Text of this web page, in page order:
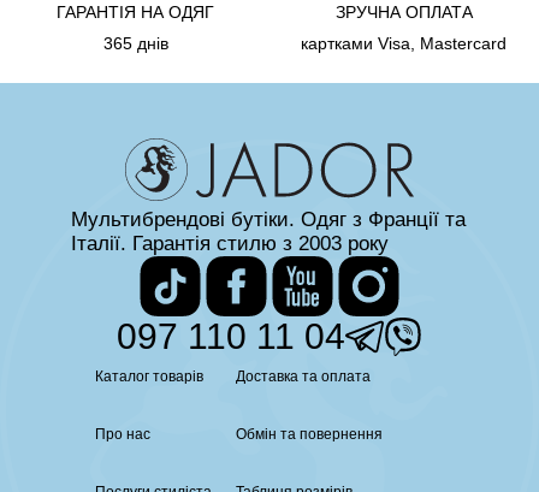
ГАРАНТІЯ НА ОДЯГ
365 днів
ЗРУЧНА ОПЛАТА
картками Visa, Mastercard
Мультибрендові бутіки. Одяг з Франції та
Італії. Гарантія стилю з 2003 року
097 110 11 04
Каталог товарів
Про нас
Доставка та оплата
Обмін та повернення